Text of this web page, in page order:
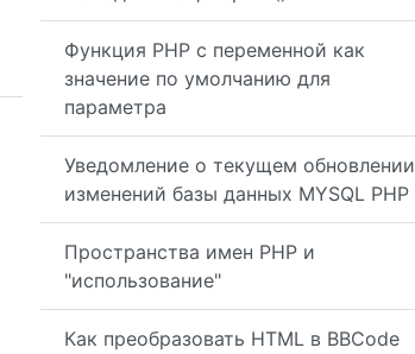
Функция PHP с переменной как
значение по умолчанию для
параметра
Уведомление о текущем обновлении
изменений базы данных MYSQL PHP
Пространства имен PHP и
"использование"
Как преобразовать HTML в BBCode